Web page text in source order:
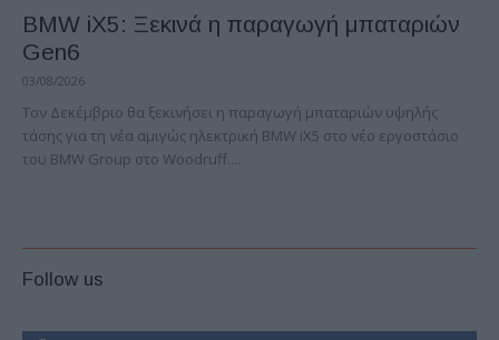
BMW iX5: Ξεκινά η παραγωγή μπαταριών
Gen6
03/08/2026
Τον Δεκέμβριο θα ξεκινήσει η παραγωγή μπαταριών υψηλής
τάσης για τη νέα αμιγώς ηλεκτρική BMW iX5 στο νέο εργοστάσιο
του BMW Group στο Woodruff....
Follow us